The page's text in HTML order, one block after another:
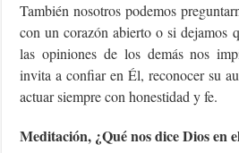
También nosotros podemos
con un corazón abierto o si dejamos
las opiniones de los demás nos
invita a confiar en Él, reconocer su
actuar siempre con honestidad y fe.
Meditación, ¿Qué nos dice Dios en